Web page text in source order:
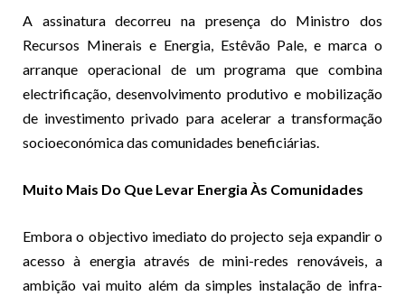
A assinatura decorreu na presença do Ministro dos
Recursos Minerais e Energia, Estêvão Pale, e marca o
arranque operacional de um programa que combina
electrificação, desenvolvimento produtivo e mobilização
de investimento privado para acelerar a transformação
socioeconómica das comunidades beneficiárias.
Muito Mais Do Que Levar Energia Às Comunidades
Embora o objectivo imediato do projecto seja expandir o
acesso à energia através de mini-redes renováveis, a
ambição vai muito além da simples instalação de infra-